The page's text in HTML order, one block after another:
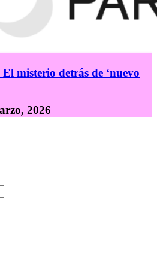
misterio detrás de ‘nuevo
2026